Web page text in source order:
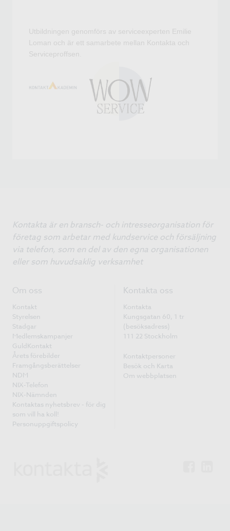
Utbildningen genomförs av serviceexperten Emilie
Loman och är ett samarbete mellan Kontakta och
Serviceproffsen.
Kontakta är en bransch- och intresseorganisation för
företag som arbetar med kundservice och försäljning
via telefon, som en del av den egna organisationen
eller som huvudsaklig verksamhet
Om oss
Kontakt
Styrelsen
Stadgar
Medlemskampanjer
GuldKontakt
Årets förebilder
Framgångsberättelser
NDM
NIX-Telefon
NIX-Nämnden
Kontaktas nyhetsbrev - för dig
som vill ha koll!
Personuppgiftspolicy
Kontakta oss
Kontakta
Kungsgatan 60, 1 tr
(besöksadress)
111 22 Stockholm
Kontaktpersoner
Besök och Karta
Om webbplatsen